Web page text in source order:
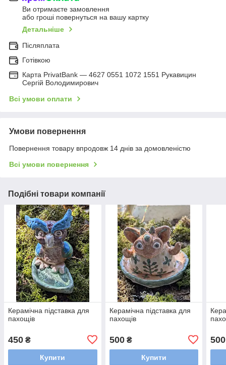
Ви отримаєте замовлення
або гроші повернуться на вашу картку
Детальніше
Післяплата
Готівкою
Карта PrivatBank — 4627 0551 1072 1551 Рукавицин
Сергій Володимирович
Всі умови оплати
Умови повернення
Повернення товару впродовж 14 днів за домовленістю
Всі умови повернення
Подібні товари компанії
Керамічна підставка для
пахощів
450 ₴
Купити
Керамічна підставка для
пахощів
500₴
Купити
500